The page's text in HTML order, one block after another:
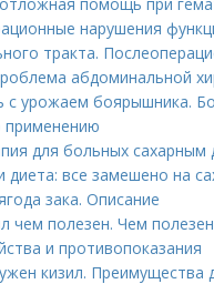
нарушения
тракта.
абдоминальной
с урожаем боярышника.
применению
для больных сахарным
диета: все замешено на
зака. Описание
чем полезен. Чем
и противопоказания
кизил. Преимущества